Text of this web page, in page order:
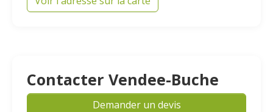
Contacter Vendee-Buche
Demander un devis